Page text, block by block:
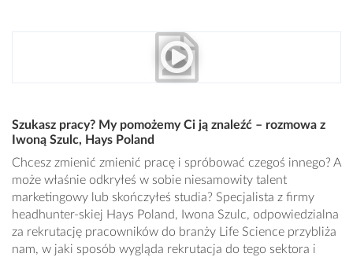
Szukasz pracy? My pomożemy Ci ją znaleźć – rozmowa z
Iwoną Szulc, Hays Poland
Chcesz zmienić zmienić pracę i spróbować czegoś innego? A
może właśnie odkryłeś w sobie niesamowity talent
marketingowy lub skończyłeś studia? Specjalista z firmy
headhunter-skiej Hays Poland, Iwona Szulc, odpowiedzialna
za rekrutację pracowników do branży Life Science przybliża
nam, w jaki sposób wygląda rekrutacja do tego sektora i